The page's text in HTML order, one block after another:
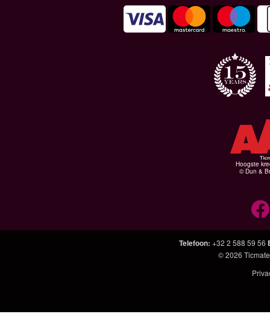
Hoogste
© Dun &
Telefoon: +32 2 588 59 56
© 2026